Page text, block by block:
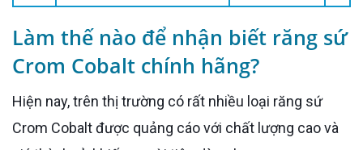
Làm thế nào để nhận biết răng sứ
Crom Cobalt chính hãng?
Hiện nay, trên thị trường có rất nhiều loại răng sứ
Crom Cobalt được quảng cáo với chất lượng cao và